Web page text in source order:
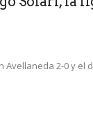
Avellaneda 2-0 y el